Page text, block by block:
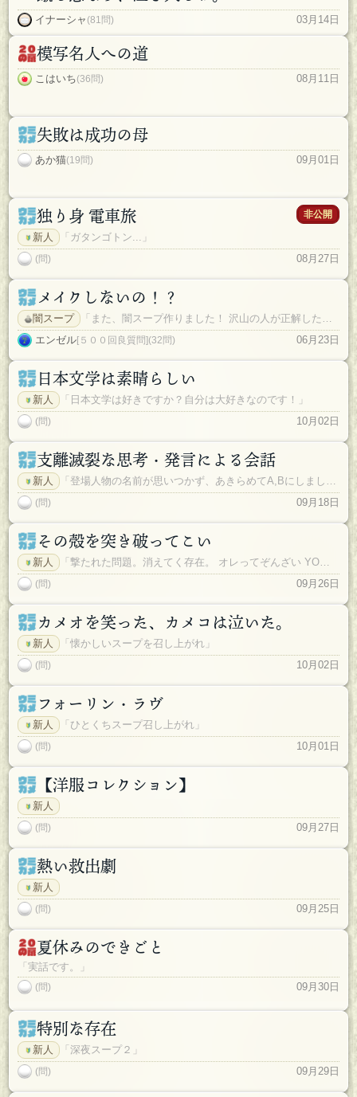
イナーシャ (81問) 03月14日
模写名人への道
こはいち(36問) 08月11日
失敗は成功の母
あか猫(19問) 09月01日
独り身 電車旅 非公開
新人 「ガタンゴトン...」
(問) 08月27日
メイクしないの！？
闇スープ
「また、闇スープ作りました！ 沢山の人が正解したので〆切ました。」
エンゼル[５００回良質問](32問) 06月23日
日本文学は素晴らしい
新人 「日本文学は好きですか？自分は大好きなのです！」
(問) 10月02日
支離滅裂な思考・発言による会話
新人 「登場人物の名前が思いつかず、あきらめてA,Bにしました。」
(問) 09月18日
その殻を突き破ってこい
新人 「撃たれた問題。消えてく存在。 オレってぞんざい YO！」
(問) 09月26日
カメオを笑った、カメコは泣いた。
新人 「懐かしいスープを召し上がれ」
(問) 10月02日
フォーリン・ラヴ
新人 「ひとくちスープ召し上がれ」
(問) 10月01日
【洋服コレクション】
新人
(問) 09月27日
熱い救出劇
新人
(問) 09月25日
夏休みのできごと
「実話です。」
(問) 09月30日
特別な存在
新人 「深夜スープ２」
(問) 09月29日